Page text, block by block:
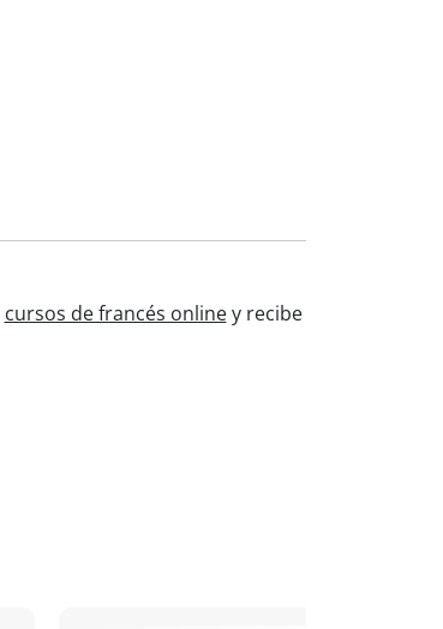
cursos de francés onliney recibe